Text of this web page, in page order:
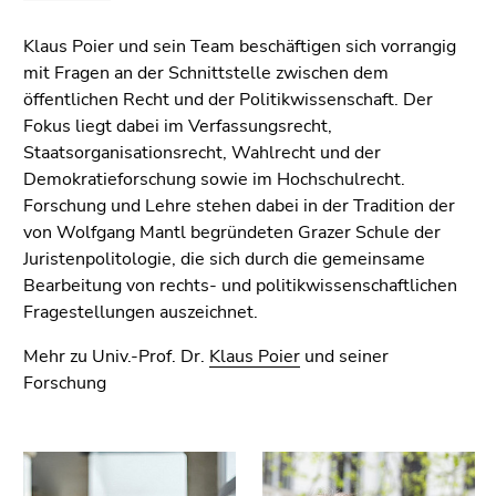
4)
Zu
den
Zusatzinformationen
(Zugriffstaste
5)
Seiteneinstellungen
(Benutzer/Sprache)
(Zugriffstaste
Zur
Suche
(Zugriffstaste
Klaus Poier und sein Team beschäftigen sich vorrangig
mit Fragen an der Schnittstelle zwischen dem
öffentlichen Recht und der Politikwissenschaft. Der
Fokus liegt dabei im Verfassungsrecht,
Staatsorganisationsrecht, Wahlrecht und der
Demokratieforschung sowie im Hochschulrecht.
Forschung und Lehre stehen dabei in der Tradition der
von Wolfgang Mantl begründeten Grazer Schule der
Juristenpolitologie, die sich durch die gemeinsame
Bearbeitung von rechts- und politikwissenschaftlichen
Fragestellungen auszeichnet.
Mehr zu Univ.-Prof. Dr. Klaus Poier und seiner
Forschung